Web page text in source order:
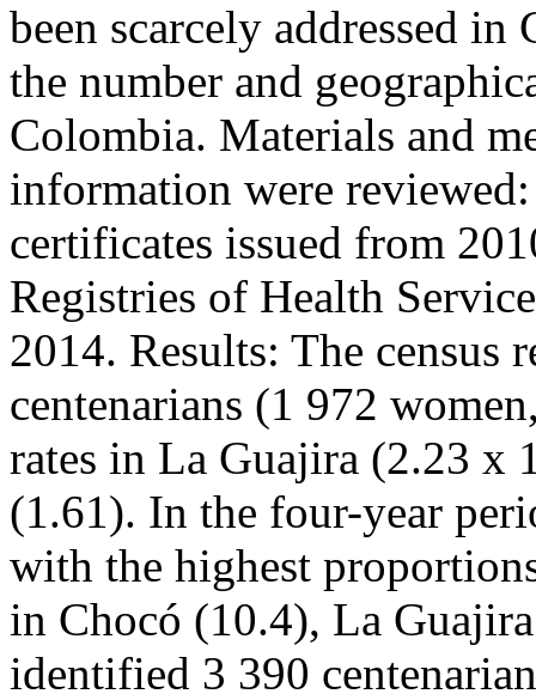
been scarcely addressed
the number and
Colombia. Materials and
information were
certificates issued from
Registries of Health
2014. Results: The census
centenarians (1 972
rates in La Guajira (2.23 x
(1.61). In the four-year
with the highest
in Chocó (10.4), La
identified 3 390